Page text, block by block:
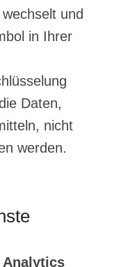
und
in Ihrer
Daten,
nicht
werden.
Analytics